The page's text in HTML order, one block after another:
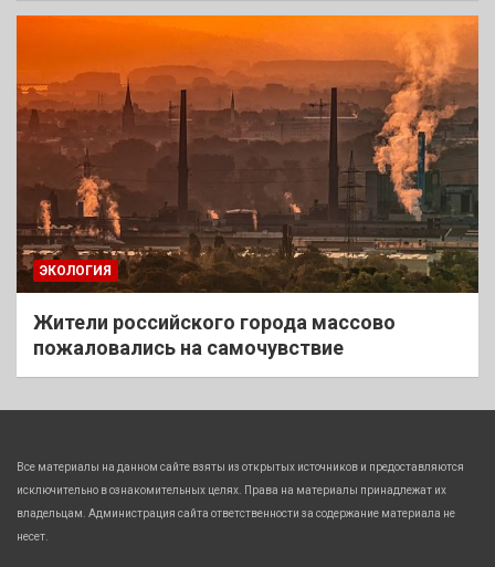
ЭКОЛОГИЯ
Жители российского города массово
пожаловались на самочувствие
Все материалы на данном сайте взяты из открытых источников и предоставляются
исключительно в ознакомительных целях. Права на материалы принадлежат их
владельцам. Администрация сайта ответственности за содержание материала не
несет.